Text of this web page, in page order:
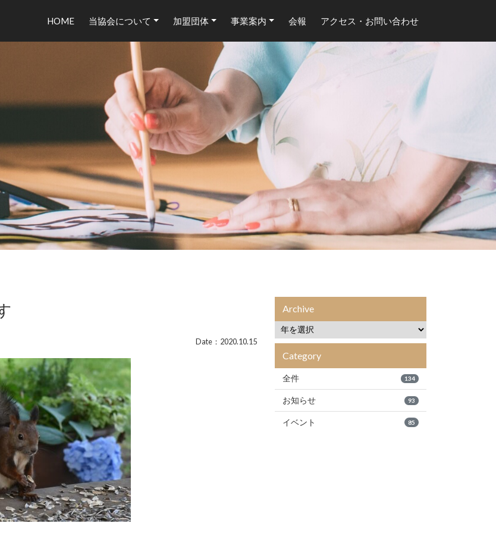
HOME 当協会について 加盟団体 事業案内 会報 アクセス・お問い合わせ
Date：2020.10.15
Archive
Category
全件 134
お知らせ 93
イベント 85